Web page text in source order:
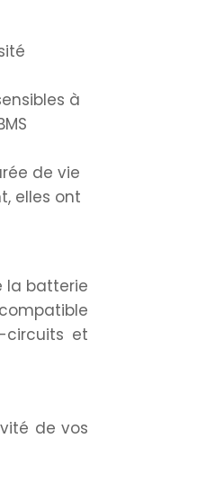
à
de vie
elles ont
la batterie
circuits et
de vos